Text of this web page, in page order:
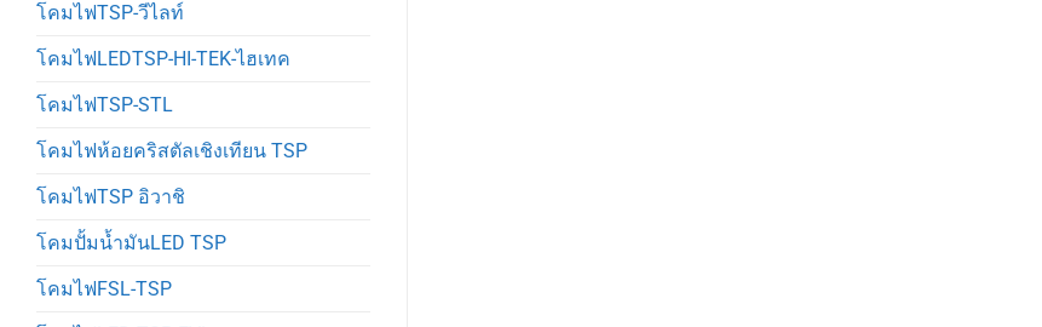
โคมไฟTSP-วีไลท์
โคมไฟLEDTSP-HI-TEK-ไฮเทค
โคมไฟTSP-STL
โคมไฟห้อยคริสตัลเชิงเทียน TSP
โคมไฟTSP อิวาชิ
โคมปั้มน้ำมันLED TSP
โคมไฟFSL-TSP